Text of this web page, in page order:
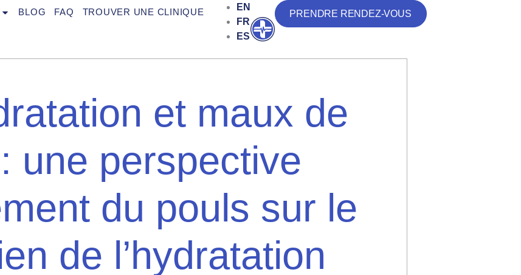
BLOG FAQ TROUVER UNE CLINIQUE
EN
FR
ES
Ouvrir
PRENDRE RENDEZ-VOUS
et maux de
une perspective
du pouls sur le
de l’hydratation